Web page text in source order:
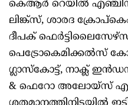
കെആര്‍ റെയില്‍
ലിങ്ക്‌സ്, ശാരദ
ദീപക്
പെട്രോകെമിക്കല്‍സ്
ഗ്ലാസ്‌കോട്ട്, നാക്ല്‍
& ഫെറോ അലോയ്‌സ്